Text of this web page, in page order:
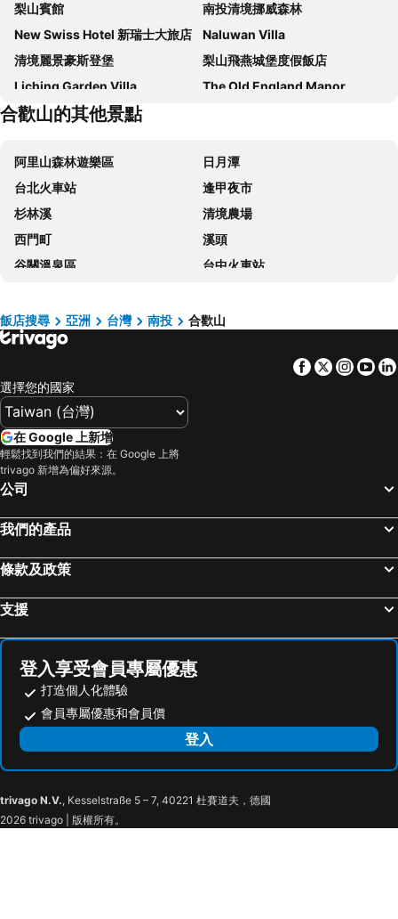
梨山賓館
南投清境挪威森林
New Swiss Hotel 新瑞士大旅店
Naluwan Villa
清境麗景豪斯登堡
梨山飛燕城堡度假飯店
Liching Garden Villa
The Old England Manor
清境君士坦丁堡花卉莊園
清境佛羅倫斯山莊 君士坦丁堡
5 KM Villa
Fujai Vacation Village Homestay
珍穀渡假山莊
Chun Jing HillView Villa
南投夏都夢幻山林渡假山莊
Nantou Chingjing Star Homestay B&B
Julie's Garden, Cingjing - Fon Chin Homestay
清境瑞典假期山莊
Baili Manor Cing Jing
Tisiang Villa
Lake Seasons B&B
Margaret Garden Villa
Ching Jing Homeland Resort Villa
Cingjing Star Lohas Manor B&B
清境英格曼花園民宿
嶺仙花園度假山莊-醉愛清境會館
Sheepman Villa
The Old England Boutique
凡賽斯高山旅店
合歡山的其他景點
阿里山森林遊樂區
日月潭
台北火車站
逢甲夜市
杉林溪
清境農場
西門町
溪頭
谷關溫泉區
台中火車站
關子嶺溫泉
台中一中商圈
六福村主題遊樂園
知本溫泉
台灣桃園國際機場
北投溫泉
台北市立動物園
義大遊樂世界
Taipei 101
台南花園夜市
新竹內灣老街
高雄瑞豐夜市
嘉義車站
拉拉山
淡水老街
烏來溫泉
高雄夢時代購物中心
饒河街觀光夜市
高雄六合夜市
合歡山
武嶺
廬山溫泉
花蓮天祥
飯店搜尋 亞洲 台灣 南投 合歡山
Facebook
Twitter
選擇您的國家
在 Google 上新增
輕鬆找到我們的結果：在 Google 上將
trivago 新增為偏好來源。
公司
我們的產品
條款及政策
支援
登入享受會員專屬優惠
打造個人化體驗
會員專屬優惠和會員價
登入
trivago N.V., Kesselstraße 5 – 7, 40221 杜賽道夫，德國
2026 trivago | 版權所有。